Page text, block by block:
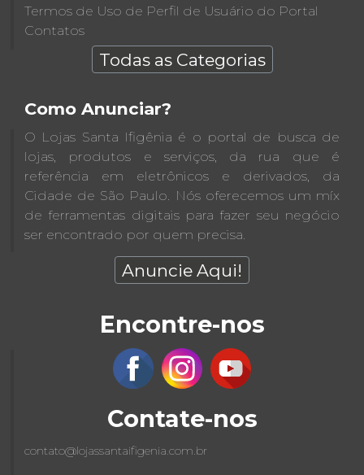
Termos de Uso de Perfil de Usuário do Portal
Contatos
Todas as Categorias
Como Anunciar?
O Lojas Santa Ifigênia é o portal de busca de
lojas, produtos e serviços, da rua que é
referência em eletrônicos e derivados, da
Cidade de São Paulo. Nós oferecemos um míx
de ferramentas digitais para fazer seu negócio
ser encontrado por quem precisa.
Anuncie Aqui!
Encontre-nos
Contate-nos
contato@lojassantaifigenia.com.br